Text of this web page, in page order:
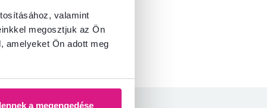
valamint
megosztjuk az Ön
amelyeket Ön adott meg
a megengedése